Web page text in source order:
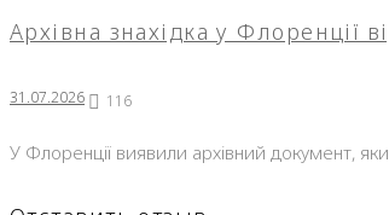
Архівна знахідка у Флоренції
31.07.2026 116
У Флоренції виявили архівний документ,